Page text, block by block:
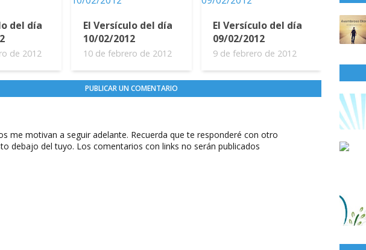
del día
de 2012
El Versículo del día
10/02/2012
10 de febrero de 2012
El Versículo del día
09/02/2012
9 de febrero de 2012
PUBLICAR UN COMENTARIO
me motivan a seguir adelante. Recuerda que te responderé con otro
debajo del tuyo. Los comentarios con links no serán publicados